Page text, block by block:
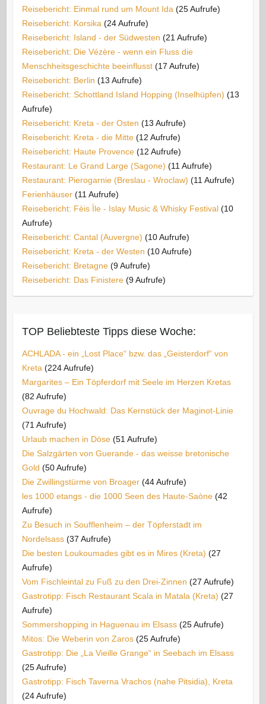
Reisebericht: Einmal rund um Mount Ida (25 Aufrufe)
Reisebericht: Korsika (24 Aufrufe)
Reisebericht: Island - der Südwesten (21 Aufrufe)
Reisebericht: Die Vézère - wenn ein Fluss die
Menschheitsgeschichte beeinflusst (17 Aufrufe)
Reisebericht: Berlin (13 Aufrufe)
Reisebericht: Schottland Island Hopping (Inselhüpfen) (13
Aufrufe)
Reisebericht: Kreta - der Osten (13 Aufrufe)
Reisebericht: Kreta - die Mitte (12 Aufrufe)
Reisebericht: Haute Provence (12 Aufrufe)
Restaurant: Le Grand Large (Sagone) (11 Aufrufe)
Restaurant: Pierogarnie (Breslau - Wroclaw) (11 Aufrufe)
Ferienhäuser (11 Aufrufe)
Reisebericht: Fèis Ìle - Islay Music & Whisky Festival (10
Aufrufe)
Reisebericht: Cantal (Auvergne) (10 Aufrufe)
Reisebericht: Kreta - der Westen (10 Aufrufe)
Reisebericht: Bretagne (9 Aufrufe)
Reisebericht: Das Finistere (9 Aufrufe)
TOP Beliebteste Tipps diese Woche:
ACHLADA - ein „Lost Place“ bzw. das „Geisterdorf“ von
Kreta (224 Aufrufe)
Margarites – Ein Töpferdorf mit Seele im Herzen Kretas
(82 Aufrufe)
Ouvrage du Hochwald: Das Kernstück der Maginot-Linie
(71 Aufrufe)
Urlaub machen in Döse (51 Aufrufe)
Die Salzgärten von Guerande - das weisse bretonische
Gold (50 Aufrufe)
Die Zwillingstürme von Broager (44 Aufrufe)
les 1000 etangs - die 1000 Seen des Haute-Saòne (42
Aufrufe)
Zu Besuch in Soufflenheim – der Töpferstadt im
Nordelsass (37 Aufrufe)
Die besten Loukoumades gibt es in Mires (Kreta) (27
Aufrufe)
Vom Fischleintal zu Fuß zu den Drei-Zinnen (27 Aufrufe)
Gastrotipp: Fisch Restaurant Scala in Matala (Kreta) (27
Aufrufe)
Sommershopping in Haguenau im Elsass (25 Aufrufe)
Mitos: Die Weberin von Zaros (25 Aufrufe)
Gastrotipp: Die „La Vieille Grange“ in Seebach im Elsass
(25 Aufrufe)
Gastrotipp: Fisch Taverna Vrachos (nahe Pitsidia), Kreta
(24 Aufrufe)